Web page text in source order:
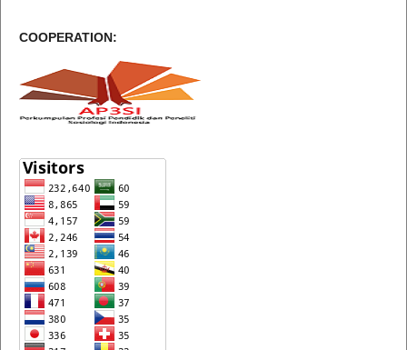
COOPERATION: